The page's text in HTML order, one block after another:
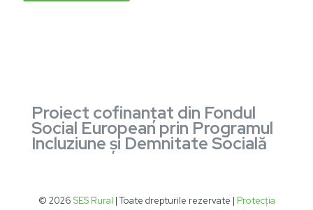
Proiect cofinanţat din Fondul
Social European prin Programul
Incluziune și Demnitate Socială
© 2026 SES Rural | Toate drepturile rezervate | Protecția